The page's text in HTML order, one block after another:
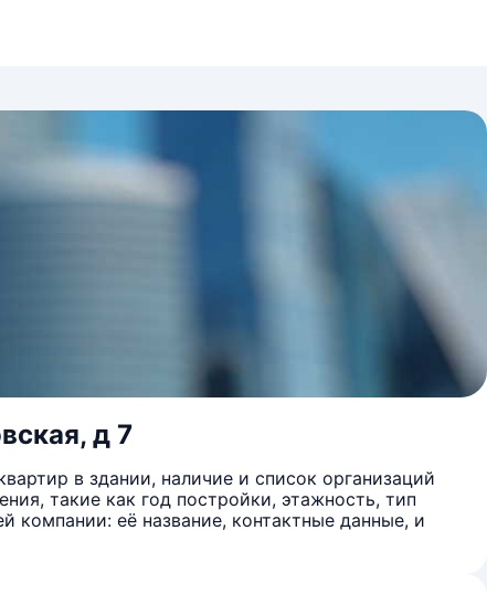
д 7
в здании, наличие и список организаций
такие как год постройки, этажность, тип
её название, контактные данные, и